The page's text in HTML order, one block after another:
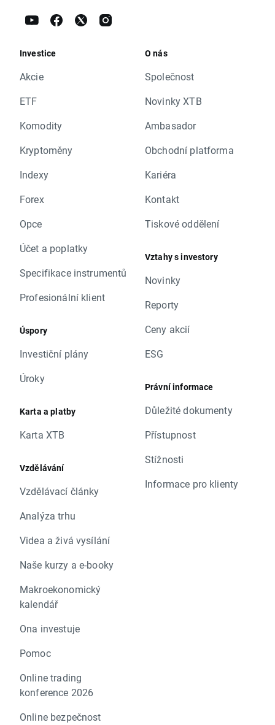
Investice
Akcie
ETF
Komodity
Kryptoměny
Indexy
Forex
Opce
Účet a poplatky
Specifikace instrumentů
Profesionální klient
Úspory
Investiční plány
Úroky
Karta a platby
Karta XTB
Vzdělávání
Vzdělávací články
Analýza trhu
Videa a živá vysílání
Naše kurzy a e-booky
Makroekonomický
kalendář
Ona investuje
Pomoc
Online trading
konference 2026
Online bezpečnost
O nás
Společnost
Novinky XTB
Ambasador
Obchodní platforma
Kariéra
Kontakt
Tiskové oddělení
Vztahy s investory
Novinky
Reporty
Ceny akcií
ESG
Právní informace
Důležité dokumenty
Přístupnost
Stížnosti
Informace pro klienty